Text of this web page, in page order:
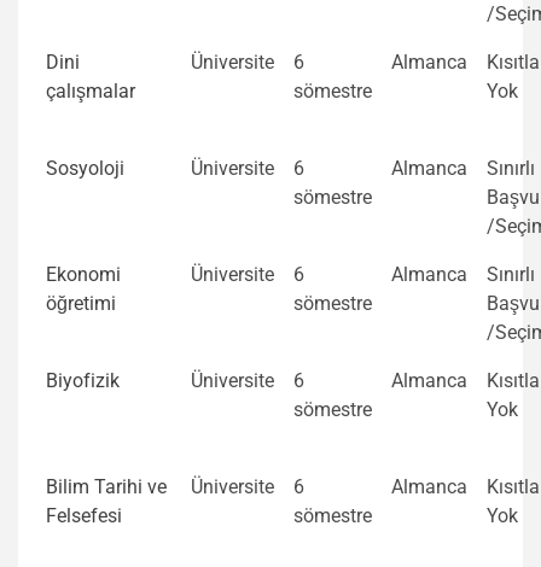
/
Dini
çalışmalar
Üniversite
6
sömestre
Almanca
Yok
Sosyoloji Üniversite
6
sömestre
Almanca
Sınırlı
/
Ekonomi
öğretimi
Üniversite
6
sömestre
Almanca
Sınırlı
/
Biyofizik Üniversite
6
sömestre
Almanca
Yok
Bilim Tarihi ve
Felsefesi
Üniversite
6
sömestre
Almanca
Yok